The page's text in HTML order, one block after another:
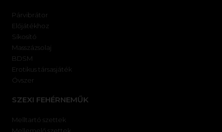
Párvibrátor
Előjátékhoz
Síkosító
Masszázsolaj
BDSM
Erotikus társasjáték
Óvszer
SZEXI FEHÉRNEMŰK
Melltartó szettek